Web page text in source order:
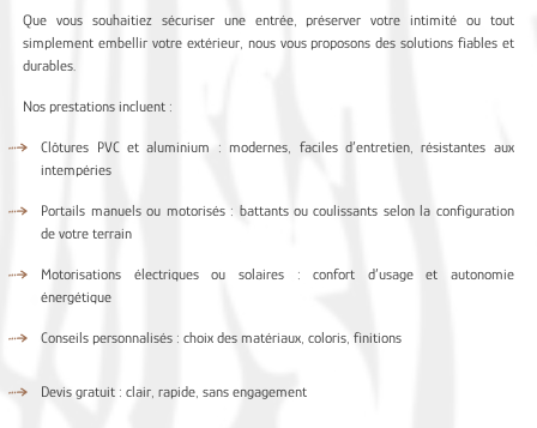
Que vous souhaitiez sécuriser une entrée, préserver votre intimité ou tout
simplement embellir votre extérieur, nous vous proposons des solutions fiables et
durables.
Nos prestations incluent :
Clôtures PVC et aluminium : modernes, faciles d’entretien, résistantes aux
intempéries
Portails manuels ou motorisés : battants ou coulissants selon la configuration
de votre terrain
Motorisations électriques ou solaires : confort d’usage et autonomie
énergétique
Conseils personnalisés : choix des matériaux, coloris, finitions
Devis gratuit : clair, rapide, sans engagement